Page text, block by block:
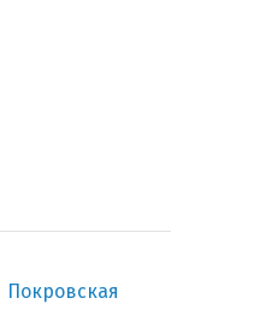
Покровская